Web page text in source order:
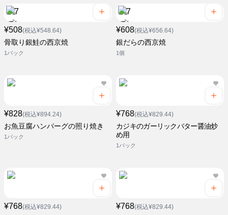
¥508(税込¥548.64)
骨取り銀鮭の西京焼
1パック
¥608(税込¥656.64)
銀だらの西京焼
1個
¥828(税込¥894.24)
お魚豆腐ハンバーグの照り焼き
1パック
¥768(税込¥829.44)
カジキのガーリックバター醤油炒
め用
1パック
¥768(税込¥829.44) ¥768(税込¥829.44)